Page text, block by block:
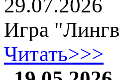
29.07.2026
Игра
Читать>>>